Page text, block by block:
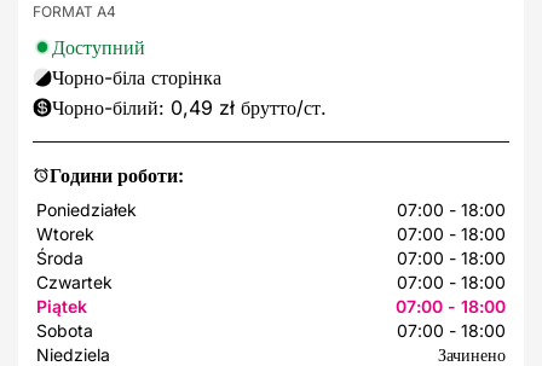
Години роботи:
Poniedziałek
07:00 - 18:00
Wtorek
07:00 - 18:00
Środa
07:00 - 18:00
Czwartek
07:00 - 18:00
Piątek
07:00 - 18:00
Sobota
07:00 - 18:00
Niedziela
Зачинено
FORMAT A4
Доступний
Чорно-біла сторінка
Чорно-білий: 0,49 zł брутто/ст.